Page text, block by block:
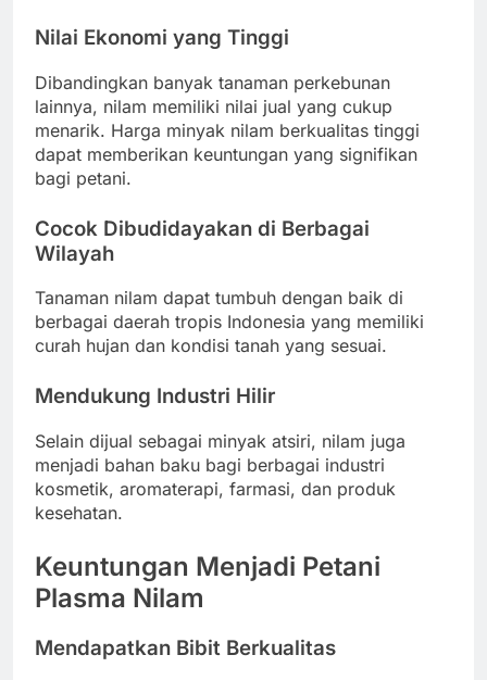
Nilai Ekonomi yang Tinggi
Dibandingkan banyak tanaman perkebunan
lainnya, nilam memiliki nilai jual yang cukup
menarik. Harga minyak nilam berkualitas tinggi
dapat memberikan keuntungan yang signifikan
bagi petani.
Cocok Dibudidayakan di Berbagai
Wilayah
Tanaman nilam dapat tumbuh dengan baik di
berbagai daerah tropis Indonesia yang memiliki
curah hujan dan kondisi tanah yang sesuai.
Mendukung Industri Hilir
Selain dijual sebagai minyak atsiri, nilam juga
menjadi bahan baku bagi berbagai industri
kosmetik, aromaterapi, farmasi, dan produk
kesehatan.
Keuntungan Menjadi Petani
Plasma Nilam
Mendapatkan Bibit Berkualitas